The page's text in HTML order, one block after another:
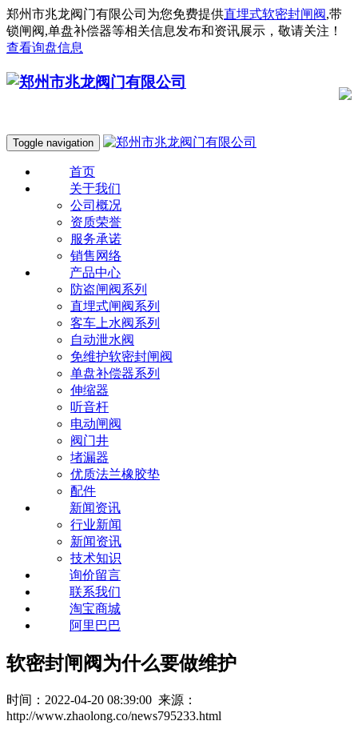
郑州市兆龙阀门有限公司为您免费提供直埋式软密封闸阀,带
锁闸阀,单盘补偿器等相关信息发布和资讯展示，敬请关注！
查看询盘信息
Toggle navigation
首页
关于我们
公司概况
资质荣誉
服务承诺
销售网络
产品中心
防盗闸阀系列
直埋式闸阀系列
客车上水阀系列
自动泄水阀
免维护软密封闸阀
单盘补偿器系列
伸缩器
听音杆
电动闸阀
阀门井
堵漏器
优质法兰橡胶垫
配件
新闻资讯
行业新闻
新闻资讯
技术知识
询价留言
联系我们
淘宝商城
阿里巴巴
软密封闸阀为什么要做维护
时间：2022-04-20 08:39:00 来源：
http://www.zhaolong.co/news795233.html